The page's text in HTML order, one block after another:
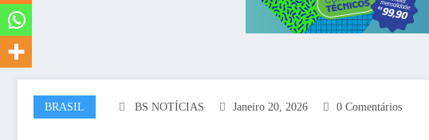
BRASIL BS NOTÍCIAS Janeiro 20, 2026 0 Comentários